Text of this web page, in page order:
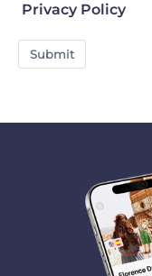
Privacy Policy
Submit